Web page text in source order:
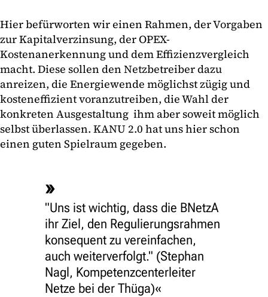
Hier befürworten wir einen Rahmen, der Vorgaben
zur Kapitalverzinsung, der OPEX-
Kostenanerkennung und dem Effizienzvergleich
macht. Diese sollen den Netzbetreiber dazu
anreizen, die Energiewende möglichst zügig und
kosteneffizient voranzutreiben, die Wahl der
konkreten Ausgestaltung ihm aber soweit möglich
selbst überlassen. KANU 2.0 hat uns hier schon
einen guten Spielraum gegeben.
"Uns ist wichtig, dass die BNetzA
ihr Ziel, den Regulierungsrahmen
konsequent zu vereinfachen,
auch weiterverfolgt." (Stephan
Nagl, Kompetenzcenterleiter
Netze bei der Thüga)